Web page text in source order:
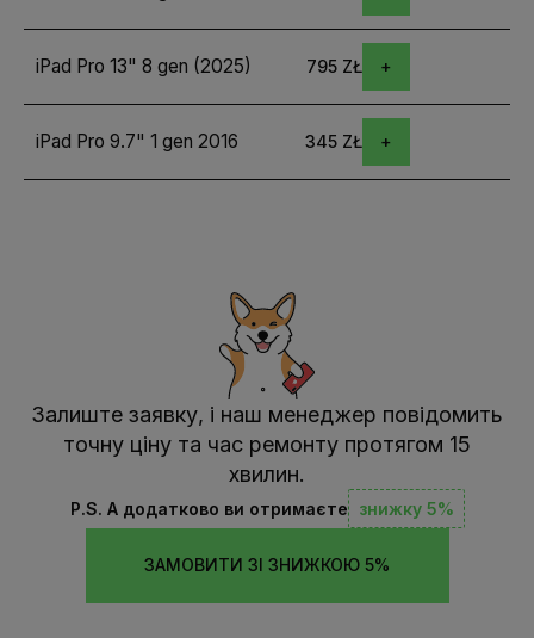
iPad Pro 13" 8 gen (2025) 795 ZŁ
iPad Pro 9.7" 1 gen 2016 345 ZŁ
Залиште заявку, і наш менеджер повідомить
точну ціну та час ремонту протягом 15
хвилин.
P.S. А додатково ви отримаєте знижку 5%
ЗАМОВИТИ ЗІ ЗНИЖКОЮ 5%